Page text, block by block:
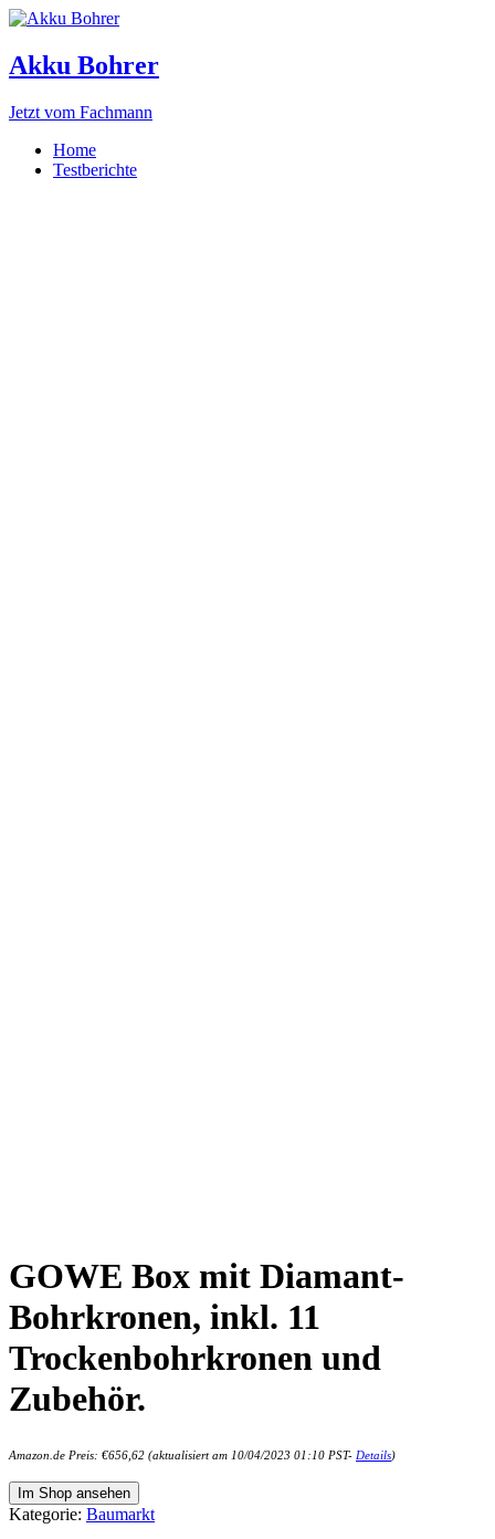
Akku Bohrer
Jetzt vom Fachmann
Home
Testberichte
GOWE Box mit Diamant-
Bohrkronen, inkl. 11
Trockenbohrkronen und
Zubehör.
Amazon.de Preis: €656,62 (aktualisiert am 10/04/2023 01:10 PST- Details)
Im Shop ansehen
Kategorie: Baumarkt